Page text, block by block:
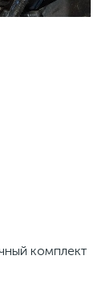
комплект